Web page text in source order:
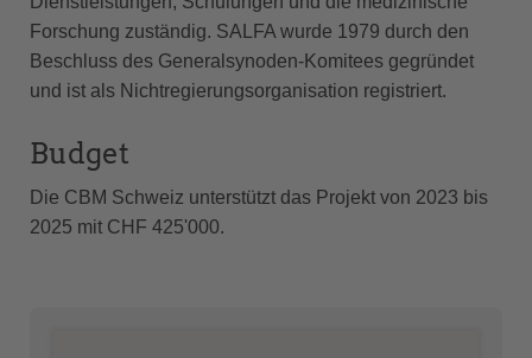
Forschung zuständig. SALFA wurde 1979 durch den
Beschluss des Generalsynoden-Komitees gegründet
und ist als Nichtregierungsorganisation registriert.
Budget
Die CBM Schweiz unterstützt das Projekt von 2023 bis
2025 mit CHF 425'000.